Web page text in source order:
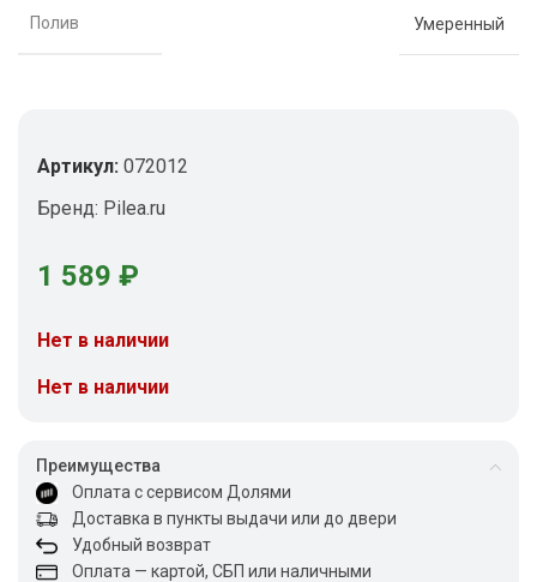
Полив Умеренный
Артикул: 072012
Бренд: Pilea.ru
1 589 ₽
Нет в наличии
Нет в наличии
Преимущества
Оплата с сервисом Долями
Доставка в пункты выдачи или до двери
Удобный возврат
Оплата — картой, СБП или наличными